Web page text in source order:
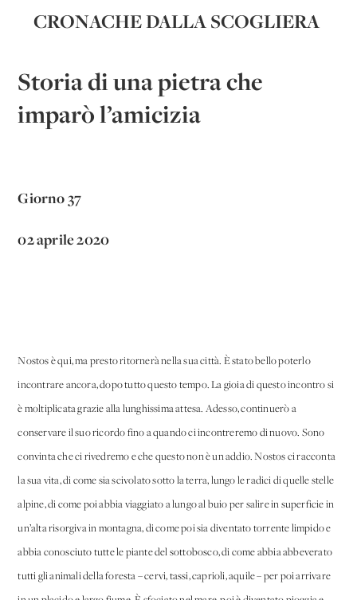
CRONACHE DALLA SCOGLIERA
Storia di una pietra che
imparò l’amicizia
Giorno 37
02 aprile 2020
Nostos è qui, ma presto ritornerà nella sua città. È stato bello poterlo
incontrare ancora, dopo tutto questo tempo. La gioia di questo incontro si
è moltiplicata grazie alla lunghissima attesa. Adesso, continuerò a
conservare il suo ricordo fino a quando ci incontreremo di nuovo. Sono
convinta che ci rivedremo e che questo non è un addio. Nostos ci racconta
la sua vita, di come sia scivolato sotto la terra, lungo le radici di quelle stelle
alpine, di come poi abbia viaggiato a lungo al buio per salire in superficie in
un’alta risorgiva in montagna, di come poi sia diventato torrente limpido e
abbia conosciuto tutte le piante del sottobosco, di come abbia abbeverato
tutti gli animali della foresta – cervi, tassi, caprioli, aquile – per poi arrivare